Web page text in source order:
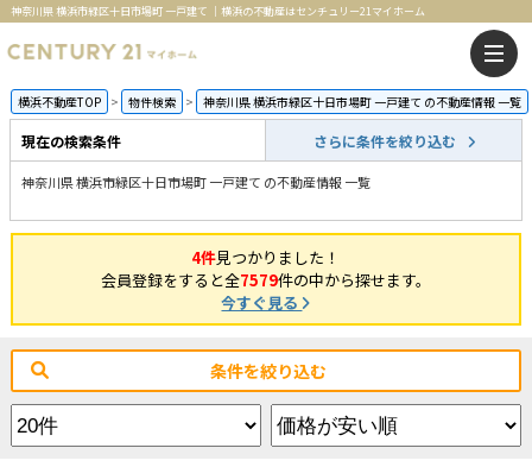
神奈川県 横浜市緑区十日市場町 一戸建て ｜横浜の不動産はセンチュリー21マイホーム
横浜不動産TOP 物件検索 神奈川県 横浜市緑区十日市場町 一戸建て の不動産情報 一覧
現在の検索条件 さらに条件を絞り込む
神奈川県 横浜市緑区十日市場町 一戸建て の不動産情報 一覧
4件見つかりました！
会員登録をすると全7579件の中から探せます。
今すぐ見る
条件を絞り込む